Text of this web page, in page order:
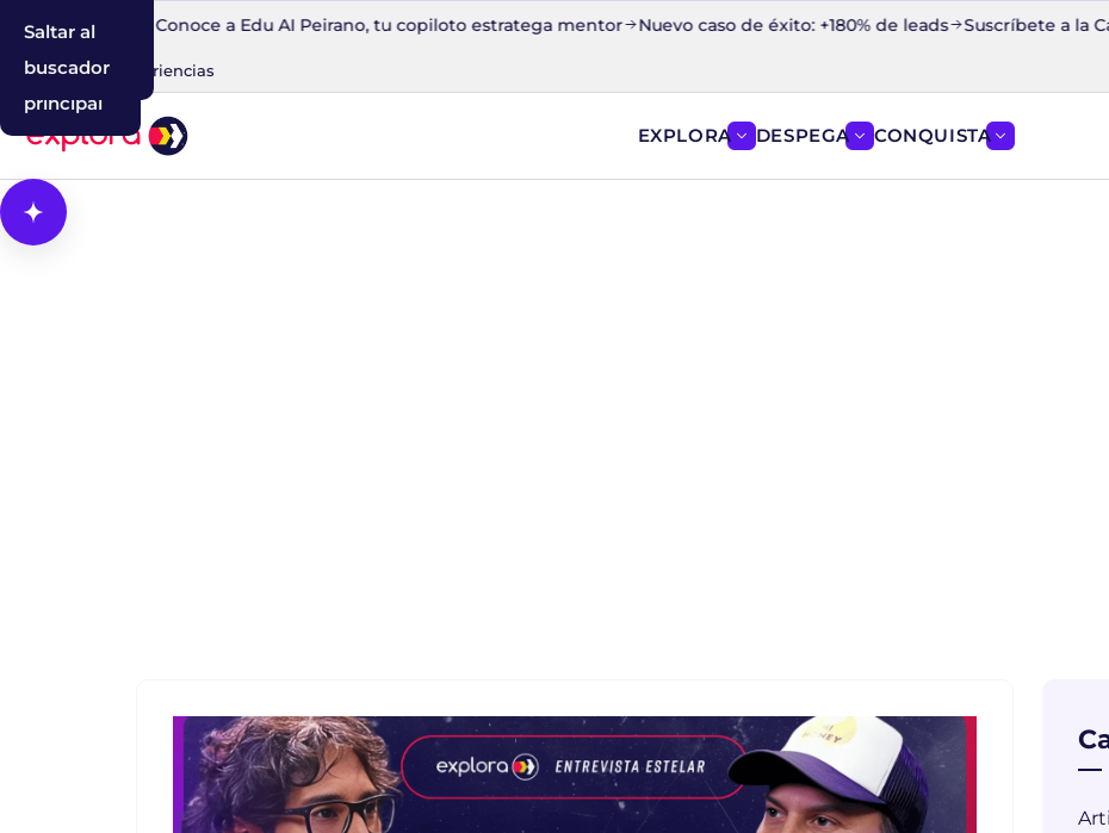
Saltar al
contenido
principal
Saltar a la
navegación
Saltar al
buscador
minutos Conoce a Edu AI Peirano, tu copiloto estratega mentor Nuevo caso de éxito: +180% de leads Suscríbete a la Cápsula
Blog IA Experiencias
EXPLORAMostrar el menú de EXPLORA
DESPEGAMostrar el menú de
CONQUISTAMostrar el
Abrir Cosmos, el asistente con IA